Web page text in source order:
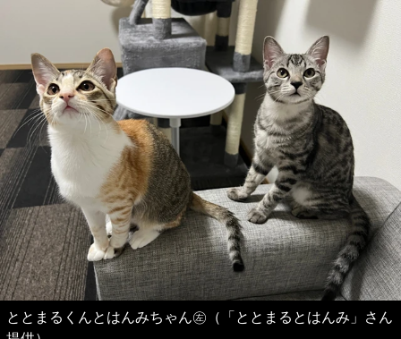
ととまるくんとはんみちゃん㊧（「ととまるとはんみ」さん